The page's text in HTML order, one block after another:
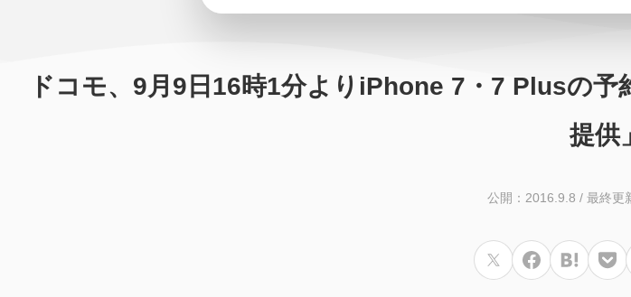
ドコモ、9月9日16時1分よりiPhone 7・7 Plusの
提供」
公開：2016.9.8 / 最終更